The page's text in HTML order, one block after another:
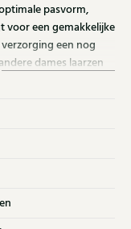
pasvorm,
voor een gemakkelijke
een nog
dames laarzen